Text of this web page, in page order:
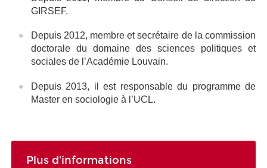
GIRSEF.
Depuis 2012, membre et secrétaire de la commission
doctorale du domaine des sciences politiques et
sociales de l’Académie Louvain.
Depuis 2013, il est responsable du programme de
Master en sociologie à l’UCL.
Plus d'informations